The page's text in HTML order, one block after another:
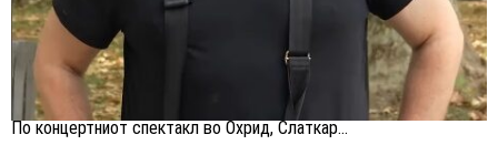
По концертниот спектакл во Охрид, Слаткар...